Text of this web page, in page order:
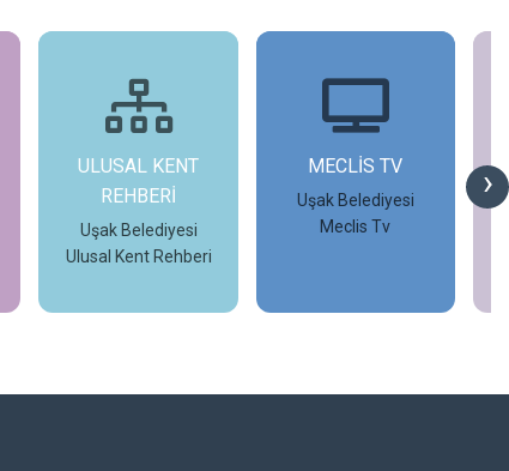
›
ULUSAL KENT
REHBERİ
Uşak Belediyesi
Ulusal Kent Rehberi
MECLİS TV
Uşak Belediyesi
Meclis Tv